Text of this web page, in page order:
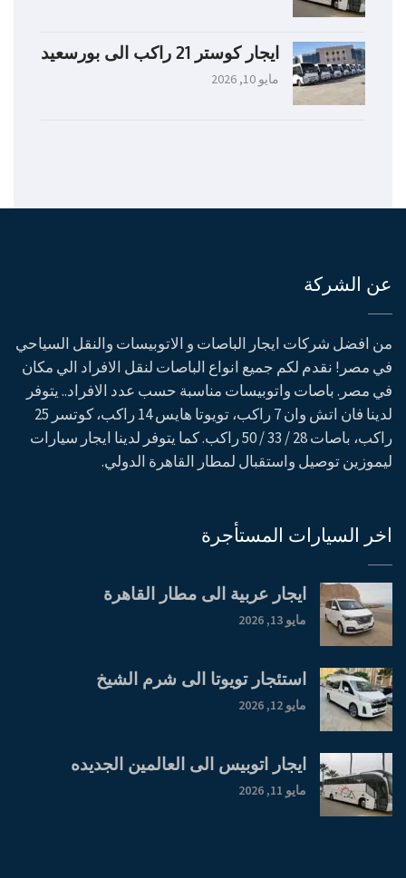
ايجار كوستر 21 راكب الى بورسعيد
مايو 10, 2026
عن الشركة
من افضل شركات ايجار الباصات و الاتوبيسات والنقل السياحي
في مصر! نقدم لكم جميع انواع الباصات لنقل الافراد الي مكان
في مصر. باصات واتوبيسات مناسبة حسب عدد الافراد.. يتوفر
لدينا فان اتش وان 7 راكب، تويوتا هايس 14 راكب، كوتسر 25
راكب، باصات 28 / 33 / 50 راكب. كما يتوفر لدينا ايجار سيارات
ليموزين توصيل واستقبال لمطار القاهرة الدولي.
اخر السيارات المستأجرة
ايجار عربية الى مطار القاهرة
مايو 13, 2026
استئجار تويوتا الى شرم الشيخ
مايو 12, 2026
ايجار اتوبيس الى العالمين الجديده
مايو 11, 2026